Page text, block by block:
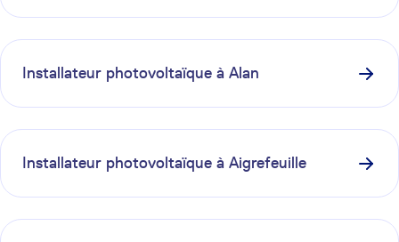
Installateur photovoltaïque à Alan
Installateur photovoltaïque à Aigrefeuille